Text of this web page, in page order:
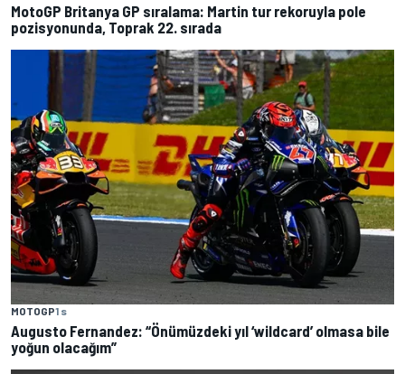
MotoGP Britanya GP sıralama: Martin tur rekoruyla pole
pozisyonunda, Toprak 22. sırada
MOTOGP1 s
Augusto Fernandez: “Önümüzdeki yıl ‘wildcard’ olmasa bile
yoğun olacağım”